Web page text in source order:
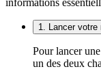
informations
1. Lancer votre
Pour lancer
un des deux